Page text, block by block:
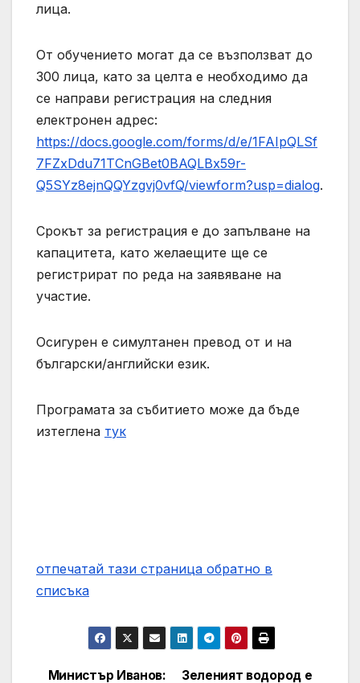
лица.
От обучението могат да се възползват до
300 лица, като за целта е необходимо да
се направи регистрация на следния
електронен адрес:
https://docs.google.com/forms/d/e/1FAIpQLSf
7FZxDdu71TCnGBet0BAQLBx59r-
Q5SYz8ejnQQYzgvj0vfQ/viewform?usp=dialog.
Срокът за регистрация е до запълване на
капацитета, като желаещите ще се
регистрират по реда на заявяване на
участие.
Осигурен е симултанен превод от и на
български/английски език.
Програмата за събитието може да бъде
изтеглена тук
отпечатай тази страница обратно в
списъка
Зеленият водород е
Министър Иванов: